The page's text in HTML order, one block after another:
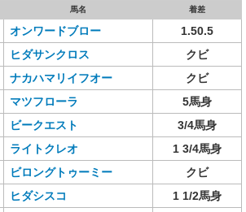
馬名 着差
オンワードブロー
1.50.5
ヒダサンクロス
クビ
ナカハマリイフオー
クビ
マツフローラ
5馬身
ビークエスト
3/4馬身
ライトクレオ
1 3/4馬身
ビロングトゥーミー
クビ
ヒダシスコ
1 1/2馬身